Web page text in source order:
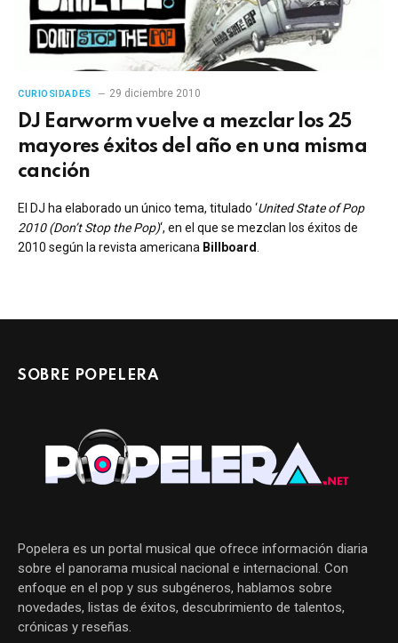
CURIOSIDADES 29 diciembre 2010
DJ Earworm vuelve a mezclar los 25
mayores éxitos del año en una misma
canción
El DJ ha elaborado un único tema, titulado ‘United State of Pop
2010 (Don’t Stop the Pop)‘, en el que se mezclan los éxitos de
2010 según la revista americana Billboard
SOBRE POPELERA
Popelera es un portal musical que ofrece información diaria
sobre el panorama musical nacional e internacional. Con
enfoque en el pop y sus subgéneros, hablamos sobre
novedades, listas de éxitos, descubrimiento de talentos,
crónicas y reseñas.